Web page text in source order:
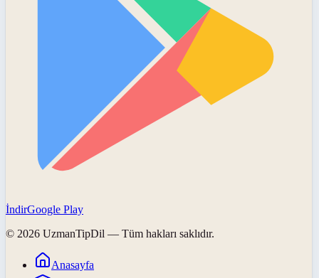
İndirGoogle Play
© 2026 UzmanTipDil — Tüm hakları saklıdır.
Anasayfa